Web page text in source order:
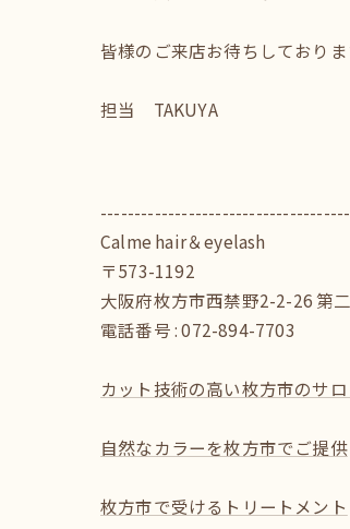
皆様のご来店お待ちしておりま
担当 TAKUYA
Calme hair＆eyelash
〒573-1192
大阪府枚方市西禁野2-2-26 第
電話番号 : 072-894-7703
カット技術の高い枚方市のサ
自然なカラーを枚方市でご提供
枚方市で受けるトリートメント